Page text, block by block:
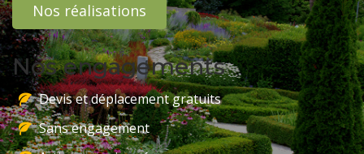
Nos réalisations
Nos engagements
Devis et déplacement gratuits
Sans engagement